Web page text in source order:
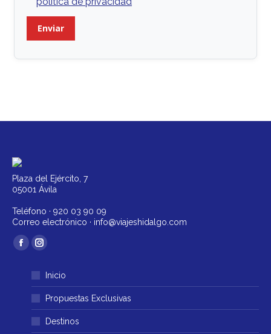
Plaza del Ejército, 7
05001 Ávila
Teléfono · 920 03 90 09
Correo electrónico · info@viajeshidalgo.com
Encuéntranos en:
Facebook
abre
una
Instagram
se
abre
en
una
Inicio
Propuestas Exclusivas
Destinos